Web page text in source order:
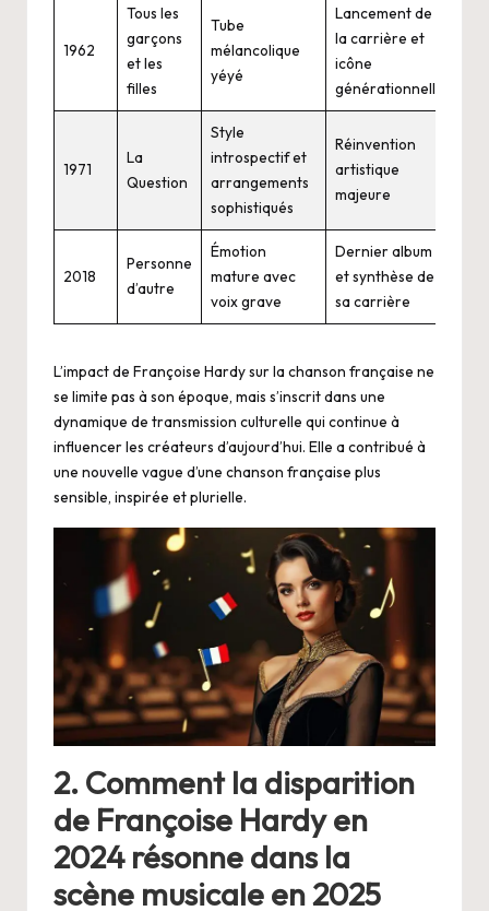
1962
Tous les
garçons
et les
filles
Tube
mélancolique
yéyé
Lancement de
la carrière et
icône
générationnelle
1971
La
Question
Style
introspectif et
arrangements
sophistiqués
Réinvention
artistique
majeure
2018
Personne
d’autre
Émotion
mature avec
voix grave
Dernier album
et synthèse de
sa carrière
L’impact de Françoise Hardy sur la chanson française ne
se limite pas à son époque, mais s’inscrit dans une
dynamique de transmission culturelle qui continue à
influencer les créateurs d’aujourd’hui. Elle a contribué à
une nouvelle vague d’une chanson française plus
sensible, inspirée et plurielle.
2. Comment la disparition
de Françoise Hardy en
2024 résonne dans la
scène musicale en 2025